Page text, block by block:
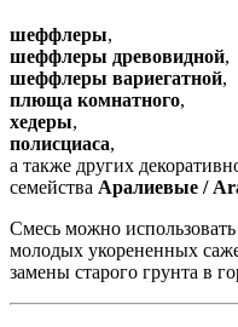
шеффлеры,
шеффлеры древовидной,
шеффлеры вариегатной,
плюща комнатного,
хедеры,
полисциаса,
а также других
семейства Аралиевые /
Смесь можно
молодых укорененных
замены старого грунта в